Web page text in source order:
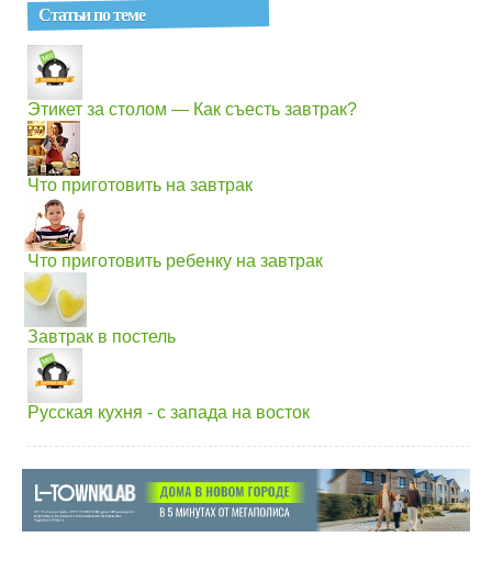
Статьи по теме
Этикет за столом — Как съесть завтрак?
Что приготовить на завтрак
Что приготовить ребенку на завтрак
Завтрак в постель
Русская кухня - с запада на восток